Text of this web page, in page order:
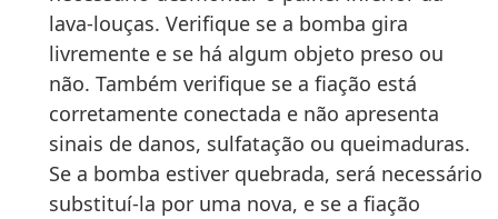
lava-louças. Verifique se a bomba gira
livremente e se há algum objeto preso ou
não. Também verifique se a fiação está
corretamente conectada e não apresenta
sinais de danos, sulfatação ou queimaduras.
Se a bomba estiver quebrada, será necessário
substituí-la por uma nova, e se a fiação